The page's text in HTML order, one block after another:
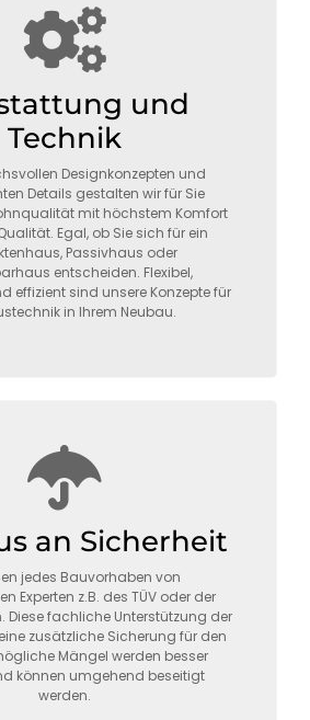
und
Technik
Designkonzepten und
Details gestalten wir für Sie
mit höchstem Komfort
Egal, ob Sie sich für ein
Passivhaus oder
entscheiden. Flexibel,
effizient sind unsere Konzepte für
in Ihrem Neubau.
an Sicherheit
jedes Bauvorhaben von
Experten z.B. des TÜV oder der
Diese fachliche Unterstützung der
zusätzliche Sicherung für den
Mängel werden besser
können umgehend beseitigt
werden.